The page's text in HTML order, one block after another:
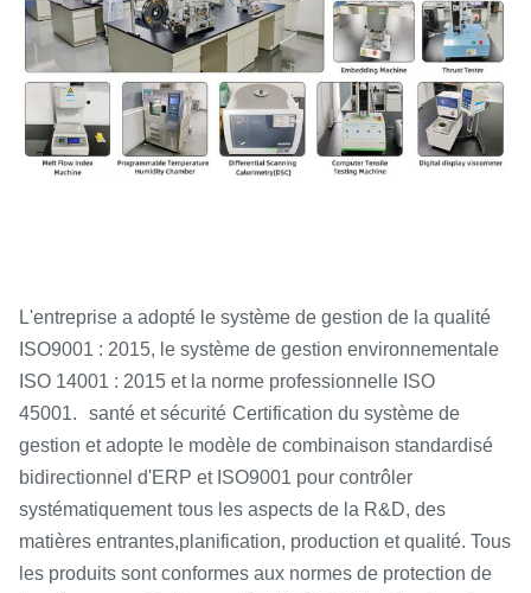
L'entreprise a adopté le système de gestion de la qualité
ISO9001 : 2015, le système de gestion environnementale
ISO 14001 : 2015 et la norme professionnelle ISO
45001.
santé et sécurité Certification du système de
gestion et adopte le modèle de combinaison standardisé
bidirectionnel d'ERP et ISO9001 pour contrôler
systématiquement tous les aspects de la R&D, des
matières entrantes,planification, production et qualité. Tous
les produits sont conformes aux normes de protection de